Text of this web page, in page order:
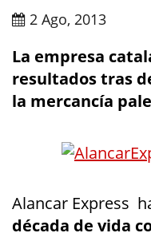
2 Ago, 2013
La empresa
resultados tras
la mercancía
Alancar Express
década de vida